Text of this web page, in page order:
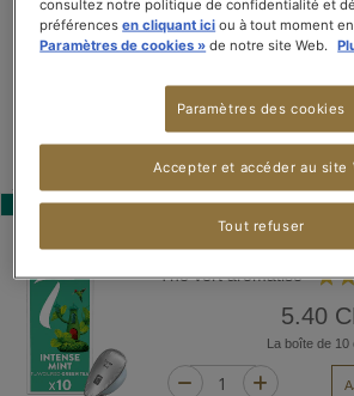
PEACH &
Thé blanc aromatisé
5.40
La boîte de 10
MEILLEURE VENTE
INTENSE
Thé vert aromatisé
89%
5.40
La boîte de 10
consultez notre politique de confidentialité et
préférencesen cliquant ici ou à tout moment
Paramètres de cookies » de notre site Web.
Paramètres des cookies
Tout refuser
Accepter et accéder au site